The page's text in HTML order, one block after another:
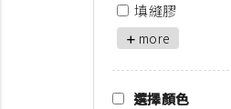
填縫膠
more
選擇顏色